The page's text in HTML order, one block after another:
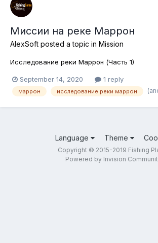
Миссии на реке Маррон
AlexSoft posted a topic in Mission
Исследование реки Маррон (Часть 1)
September 14, 2020 1 reply
маррон исследование реки маррон
Language Theme
Copyright © 2015-2019 Fishing
Powered by Invision